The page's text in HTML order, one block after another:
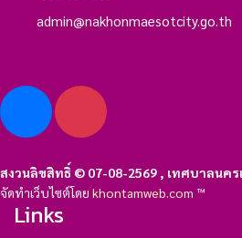
admin@nakhonmaesotcity.go.th
สงวนลิขสิทธิ์ © 07-08-2569 , เทศบาลนค
จัดทำเว็บไซต์โดย khontamweb.com ™
Links